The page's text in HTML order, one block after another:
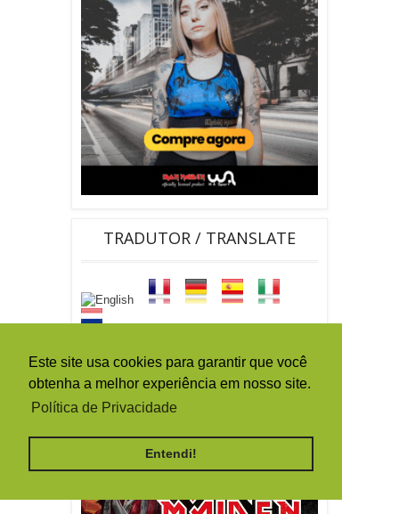
Este site usa cookies para garantir que você
obtenha a melhor experiência em nosso site.
Política de Privacidade
Entendi!
TRADUTOR / TRANSLATE
Ferramentas Blog